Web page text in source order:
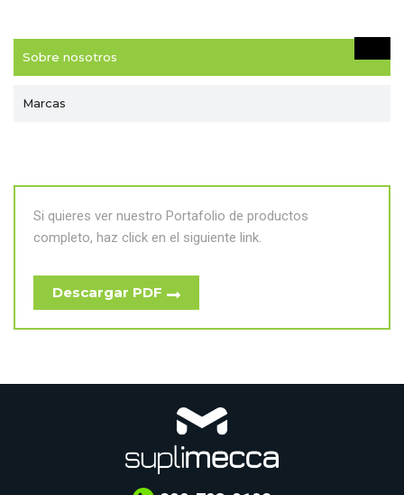
Sobre nosotros
Marcas
Si quieres ver nuestro Portafolio de productos
completo, haz click en el siguiente link.
Descargar PDF